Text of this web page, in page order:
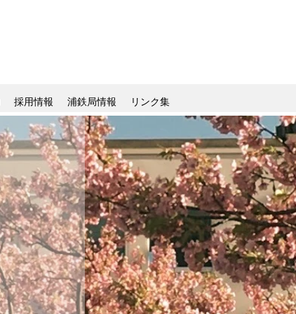
採用情報 浦鉄局情報 リンク集